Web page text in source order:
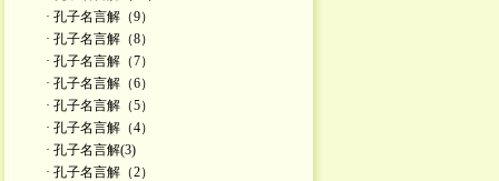
· 孔子名言解（9）
· 孔子名言解（8）
· 孔子名言解（7）
· 孔子名言解（6）
· 孔子名言解（5）
· 孔子名言解（4）
· 孔子名言解(3)
· 孔子名言解（2）